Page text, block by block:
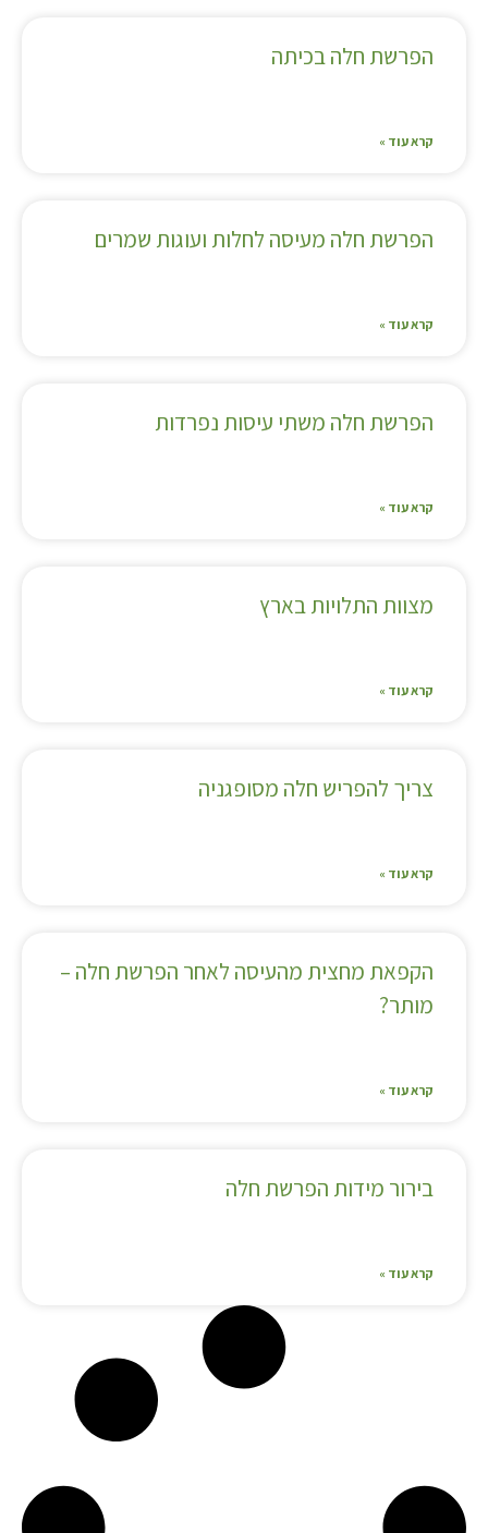
הפרשת חלה בכיתה
קרא עוד »
הפרשת חלה מעיסה לחלות ועוגות שמרים
קרא עוד »
הפרשת חלה משתי עיסות נפרדות
קרא עוד »
מצוות התלויות בארץ
קרא עוד »
צריך להפריש חלה מסופגניה
קרא עוד »
הקפאת מחצית מהעיסה לאחר הפרשת חלה –
מותר?
קרא עוד »
בירור מידות הפרשת חלה
קרא עוד »